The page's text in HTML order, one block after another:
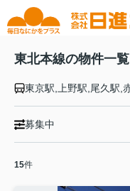
東北本線の物件一覧
募集中
15件